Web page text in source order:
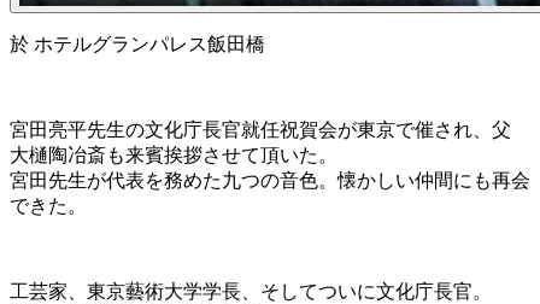
於 ホテルグランパレス飯田橋
宮田亮平先生の文化庁長官就任祝賀会が東京で催され、父
大樋陶冶斎も来賓挨拶させて頂いた。
宮田先生が代表を務めた九つの音色。懐かしい仲間にも再会
できた。
工芸家、東京藝術大学学長、そしてついに文化庁長官。